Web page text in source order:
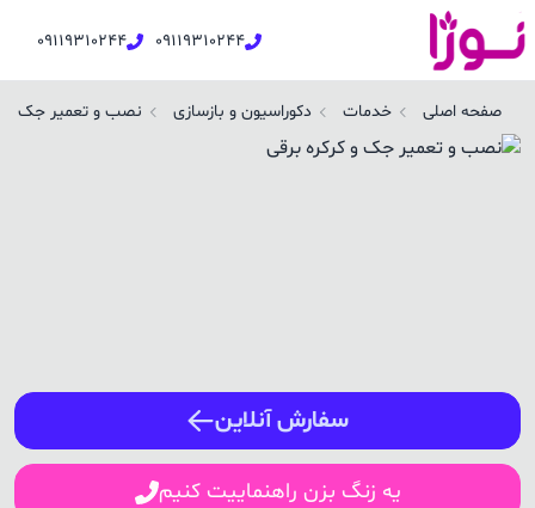
09119310244
09119310244
صفحه اصلی خدمات دکوراسیون و بازسازی نصب و تعمیر جک و
سفارش آنلاین
یه زنگ بزن راهنماییت کنیم